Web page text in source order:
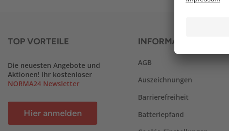
TOP VORTEILE
Die neuesten Angebote und
Aktionen! Ihr kostenloser
NORMA24 Newsletter
Hier anmelden
INFORMATIONEN
AGB
Auszeichnungen
Barrierefreiheit
Batteriepfand